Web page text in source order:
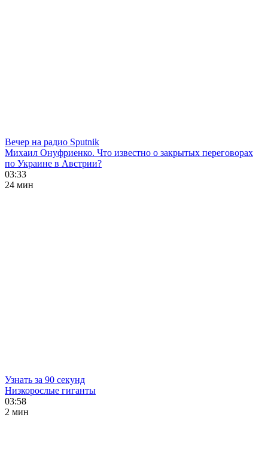
Вечер на радио Sputnik
Михаил Онуфриенко. Что известно о закрытых переговорах
по Украине в Австрии?
03:33
24 мин
Узнать за 90 секунд
Низкорослые гиганты
03:58
2 мин